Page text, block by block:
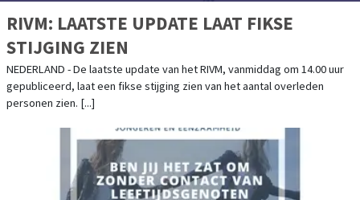
RIVM: LAATSTE UPDATE LAAT FIKSE
STIJGING ZIEN
NEDERLAND - De laatste update van het RIVM, vanmiddag om 14.00 uur
gepubliceerd, laat een fikse stijging zien van het aantal overleden
personen zien. [...]